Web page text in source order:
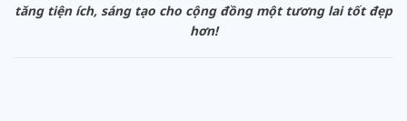
tăng tiện ích, sáng tạo cho cộng đồng một tương lai tốt đẹp
hơn!